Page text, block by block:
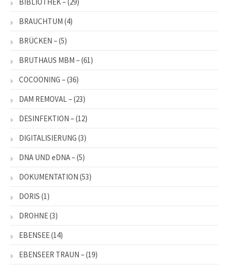
BRAUCHTUM (4)
BRÜCKEN –(5)
BRUTHAUS MBM –(61)
COCOONING –(36)
DAM REMOVAL –(23)
DESINFEKTION –(12)
DIGITALISIERUNG (3)
DNA UND eDNA –(5)
DOKUMENTATION (53)
DORIS (1)
DROHNE(3)
EBENSEE(14)
EBENSEER TRAUN –(19)